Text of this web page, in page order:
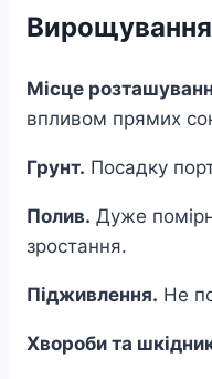
Місце
впливом прямих
Грунт. Посадку
Полив. Дуже
зростання.
Підживлення. Не
Хвороби та